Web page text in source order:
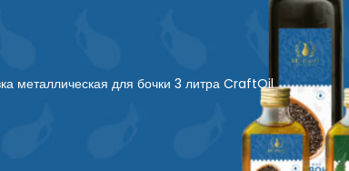
металлическая для бочки 3 литра CraftOil